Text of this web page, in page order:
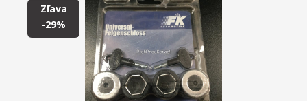
Zľava
-29%